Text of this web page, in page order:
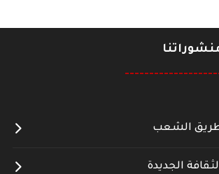
الشعب
الجديدة